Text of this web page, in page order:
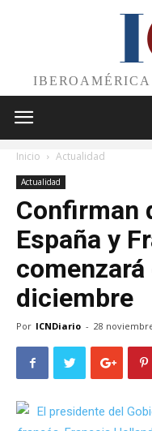
I
Inicio Actualidad
Actualidad
Confirman
España y
comenzará
diciembre
Por ICNDiario - 28